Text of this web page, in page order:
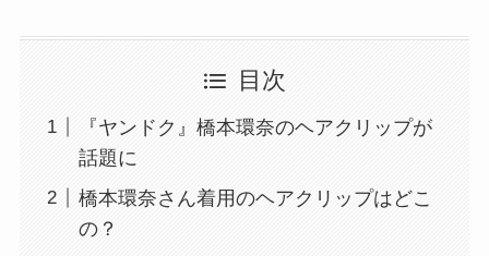
目次
『ヤンドク』橋本環奈のヘアクリップが
話題に
橋本環奈さん着用のヘアクリップはどこ
の？